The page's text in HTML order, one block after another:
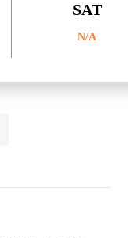
艺术留学文书
背景提升
SAT
N/A